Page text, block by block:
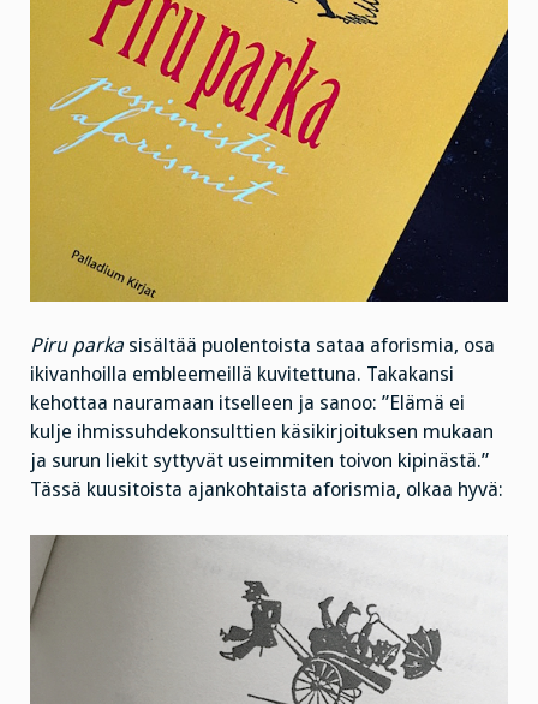
Piru parka sisältää puolentoista sataa aforismia, osa
ikivanhoilla embleemeillä kuvitettuna. Takakansi
kehottaa nauramaan itselleen ja sanoo: ”Elämä ei
kulje ihmissuhdekonsulttien käsikirjoituksen mukaan
ja surun liekit syttyvät useimmiten toivon kipinästä.”
Tässä kuusitoista ajankohtaista aforismia, olkaa hyvä: